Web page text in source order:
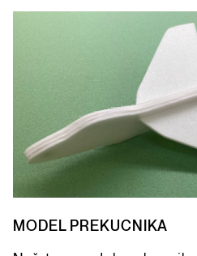
MODEL PREKUCNIKA